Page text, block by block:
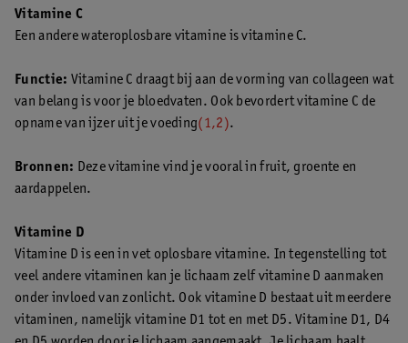
Vitamine C
Een andere wateroplosbare vitamine is vitamine C.
Functie: Vitamine C draagt bij aan de vorming van collageen wat
van belang is voor je bloedvaten. Ook bevordert vitamine C de
opname van ijzer uit je voeding(1,2).
Bronnen: Deze vitamine vind je vooral in fruit, groente en
aardappelen.
Vitamine D
Vitamine D is een in vet oplosbare vitamine. In tegenstelling tot
veel andere vitaminen kan je lichaam zelf vitamine D aanmaken
onder invloed van zonlicht. Ook vitamine D bestaat uit meerdere
vitaminen, namelijk vitamine D1 tot en met D5. Vitamine D1, D4